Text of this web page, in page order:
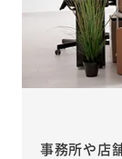
事務所や店